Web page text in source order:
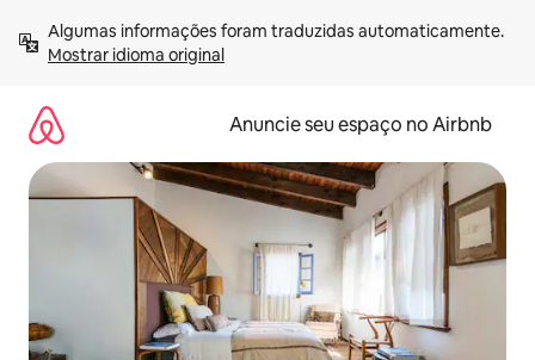
para
Mostrar idioma original
Anuncie seu espaço no Airbnb